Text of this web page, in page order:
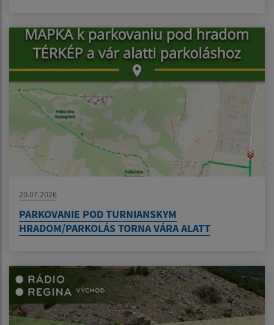
20.07.2026
PARKOVANIE POD TURNIANSKYM
HRADOM/PARKOLÁS TORNA VÁRA ALATT